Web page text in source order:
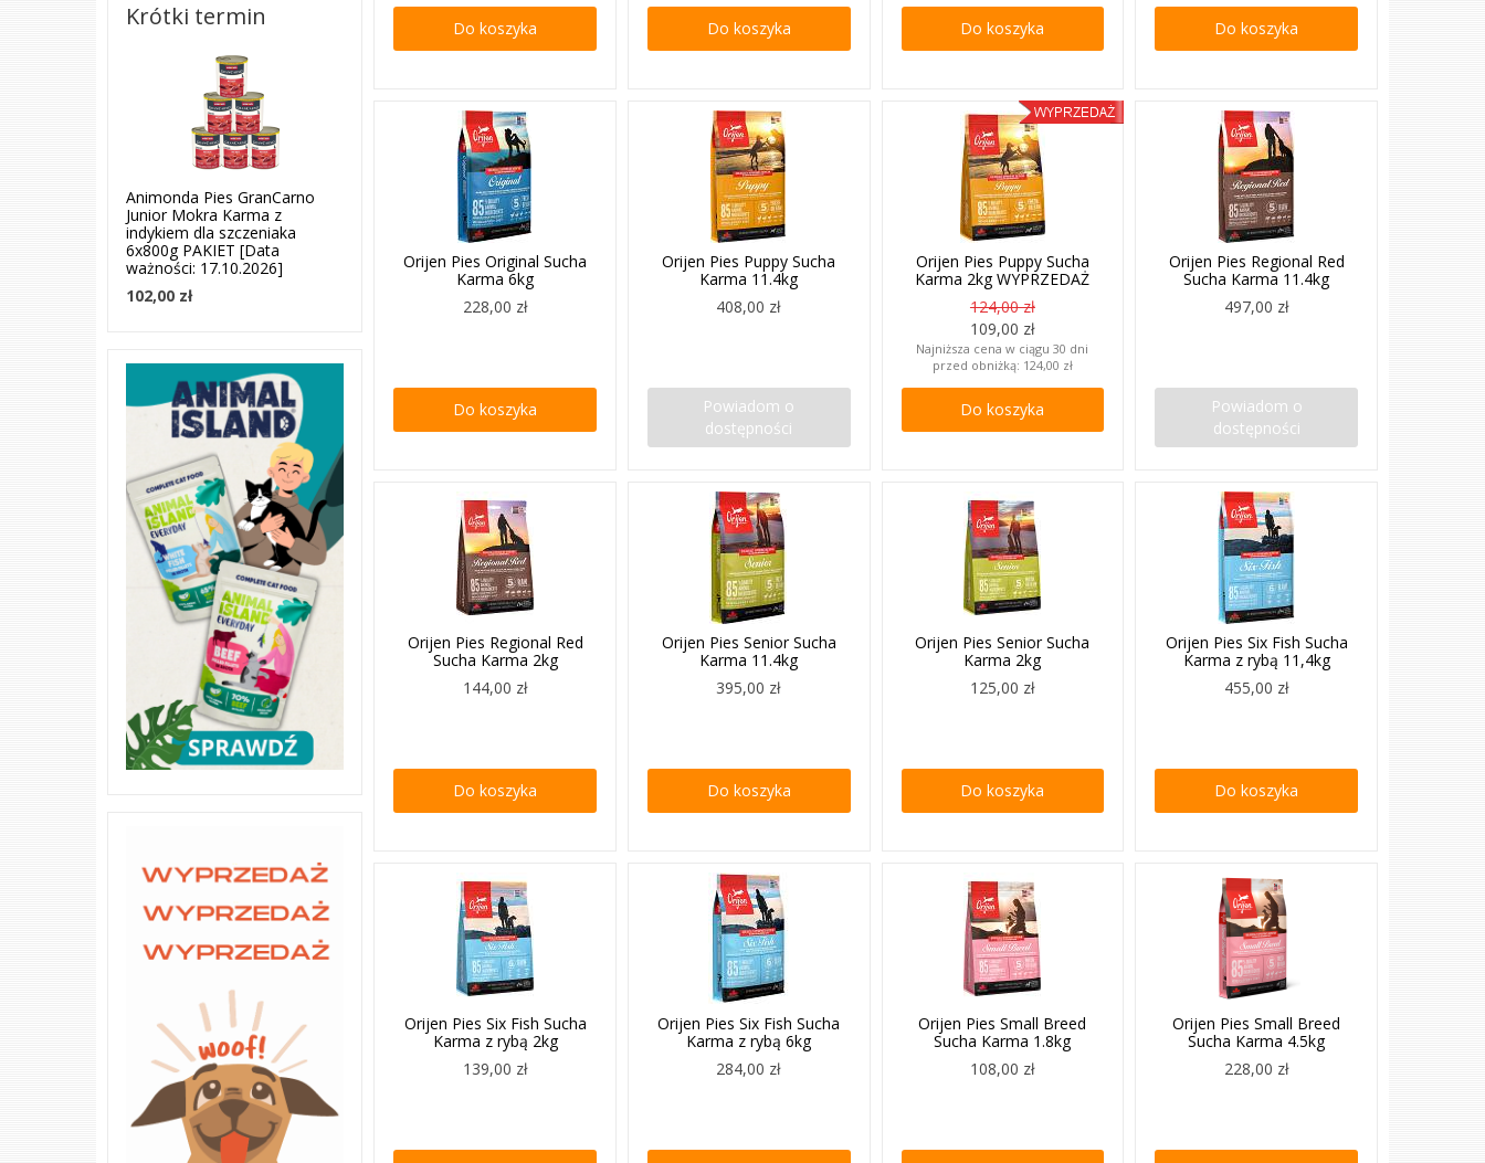
Do koszyka Do koszyka Do koszyka Do koszyka
Orijen Pies Original Sucha
Karma 6kg
228,00 zł
Do koszyka
Orijen Pies Puppy Sucha
Karma 11.4kg
408,00 zł
Powiadom o
dostępności
Orijen Pies Puppy Sucha
Karma 2kg WYPRZEDAŻ
124,00 zł
109,00 zł
Najniższa cena w ciągu 30 dni
przed obniżką: 124,00 zł
Do koszyka
Orijen Pies Regional Red
Sucha Karma 11.4kg
497,00 zł
Powiadom o
dostępności
Orijen Pies Regional Red
Sucha Karma 2kg
144,00 zł
Do koszyka
Orijen Pies Senior Sucha
Karma 11.4kg
395,00 zł
Do koszyka
Orijen Pies Senior Sucha
Karma 2kg
125,00 zł
Do koszyka
Orijen Pies Six Fish Sucha
Karma z rybą 11,4kg
455,00 zł
Do koszyka
Orijen Pies Six Fish Sucha
Karma z rybą 2kg
139,00 zł
Orijen Pies Six Fish Sucha
Karma z rybą 6kg
284,00 zł
Orijen Pies Small Breed
Sucha Karma 1.8kg
108,00 zł
Orijen Pies Small Breed
Sucha Karma 4.5kg
228,00 zł
Krótki termin
Animonda Pies GranCarno
Junior Mokra Karma z
indykiem dla szczeniaka
6x800g PAKIET [Data
ważności: 17.10.2026]
102,00 zł